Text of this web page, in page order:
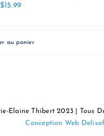
$15.99
au panier
Elaine Thibert 2023 | Tous
Conception Web